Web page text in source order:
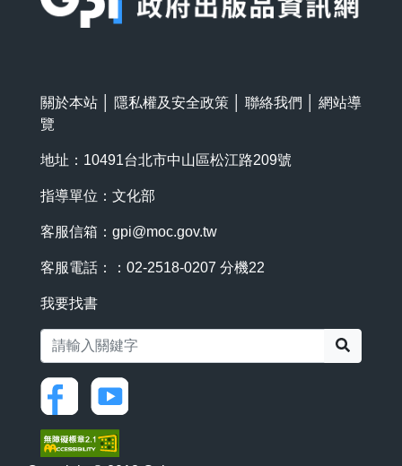
關於本站 隱私權及安全政策 聯絡我們
網站導
覽
地址：10491台北市中山區松江路209號
指導單位：文化部
客服信箱： gpi@moc.gov.tw
客服電話：：02-2518-0207 分機22
我要找書